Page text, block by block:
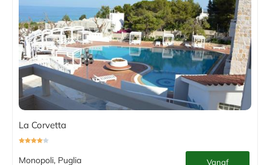
La Corvetta
Monopoli, Puglia Vanaf